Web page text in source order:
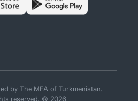
by The MFA of Turkmenistan.
reserved. © 2026